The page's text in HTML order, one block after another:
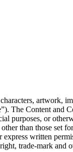
artwork,
The Content and
purposes, or
than those set
written
trade-mark and